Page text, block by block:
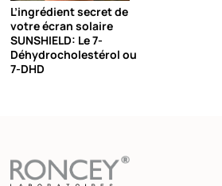
L’ingrédient secret de
votre écran solaire
SUNSHIELD: Le 7-
Déhydrocholestérol ou
7-DHD